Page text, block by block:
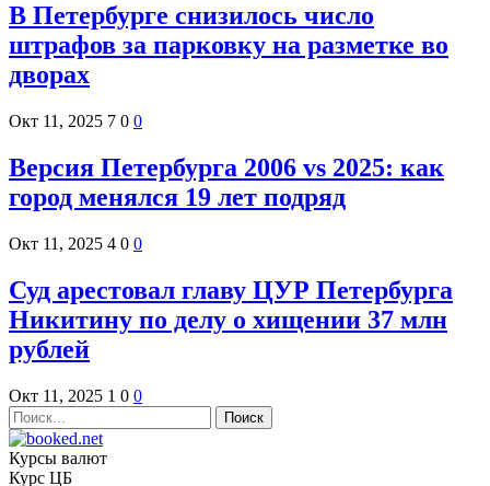
В Петербурге снизилось число
штрафов за парковку на разметке во
дворах
Окт 11, 2025 7 0 0
Версия Петербурга 2006 vs 2025: как
город менялся 19 лет подряд
Окт 11, 2025 4 0 0
Суд арестовал главу ЦУР Петербурга
Никитину по делу о хищении 37 млн
рублей
Окт 11, 2025 1 0 0
Курсы валют
Курс ЦБ